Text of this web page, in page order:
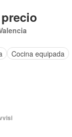
Cocina equipada